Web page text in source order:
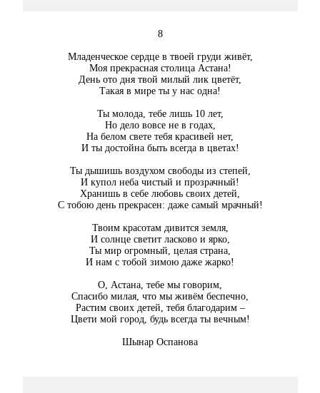
8
Младенческое сердце в твоей груди живёт,
Моя прекрасная столица Астана!
День ото дня твой милый лик цветёт,
Такая в мире ты у нас одна!
Ты молода, тебе лишь 10 лет,
Но дело вовсе не в годах,
На белом свете тебя красивей нет,
И ты достойна быть всегда в цветах!
Ты дышишь воздухом свободы из степей,
И купол неба чистый и прозрачный!
Хранишь в себе любовь своих детей,
С тобою день прекрасен: даже самый мрачный!
Твоим красотам дивится земля,
И солнце светит ласково и ярко,
Ты мир огромный, целая страна,
И нам с тобой зимою даже жарко!
О, Астана, тебе мы говорим,
Спасибо милая, что мы живём беспечно,
Растим своих детей, тебя благодарим –
Цвети мой город, будь всегда ты вечным!
Шынар Оспанова